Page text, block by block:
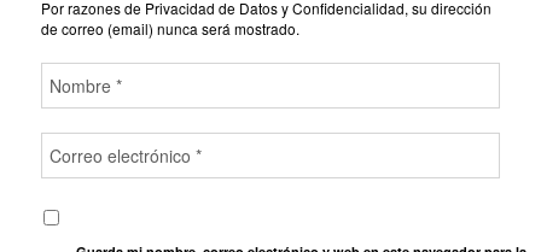
Por razones de Privacidad de Datos y Confidencialidad, su dirección
de correo (email) nunca será mostrado.